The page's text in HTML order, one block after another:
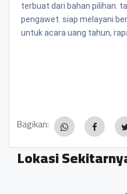
terbuat dari bahan pilihan.
pengawet. siap melayani
untuk acara uang tahun,
Bagikan:
Lokasi